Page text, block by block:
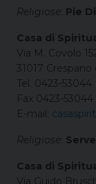
Religiose Pie
Casa di
Via M. Covolo
31017 Crespano
Tel. 0423-53044
Fax 0423-53044
E-mail:
Religiose
Casa di
Via Guido